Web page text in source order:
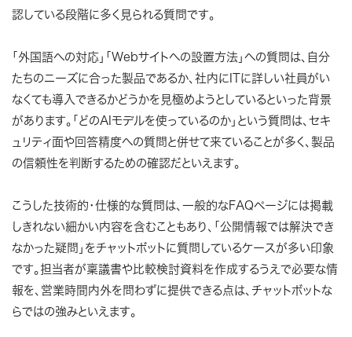
認している段階に多く見られる質問です。
「外国語への対応」「Webサイトへの設置方法」への質問は、自分
たちのニーズに合った製品であるか、社内にITに詳しい社員がい
なくても導入できるかどうかを見極めようとしているといった背景
があります。「どのAIモデルを使っているのか」という質問は、セキ
ュリティ面や回答精度への質問と併せて来ていることが多く、製品
の信頼性を判断するための確認だといえます。
こうした技術的・仕様的な質問は、一般的なFAQページには掲載
しきれない細かい内容を含むこともあり、「公開情報では解決でき
なかった疑問」をチャットボットに質問しているケースが多い印象
です。担当者が稟議書や比較検討資料を作成するうえで必要な情
報を、営業時間内外を問わずに提供できる点は、チャットボットな
らではの強みといえます。